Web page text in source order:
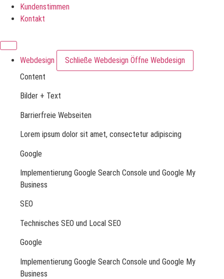
Kundenstimmen
Kontakt
Webdesign Schließe Webdesign Öffne Webdesign
Content
Bilder + Text
Barrierfreie Webseiten
Lorem ipsum dolor sit amet, consectetur adipiscing
Google
Implementierung Google Search Console und Google My
Business
SEO
Technisches SEO und Local SEO
Google
Implementierung Google Search Console und Google My
Business